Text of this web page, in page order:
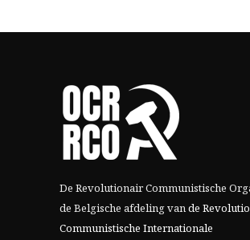
De Revolutionair Communistische
de Belgische afdeling vande
Communistische Internationale